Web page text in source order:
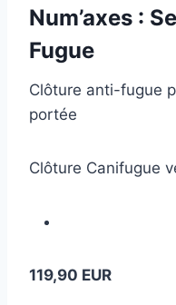
Num’axes :
Fugue
Clôture anti-fugue
portée
Clôture Canifugue
119,90 EUR